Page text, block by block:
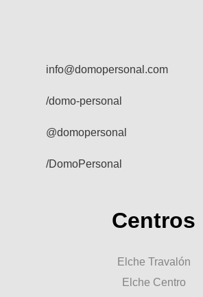
info@domopersonal.com
/domo-personal
@domopersonal
/DomoPersonal
Centros
Elche Travalón
Elche Centro